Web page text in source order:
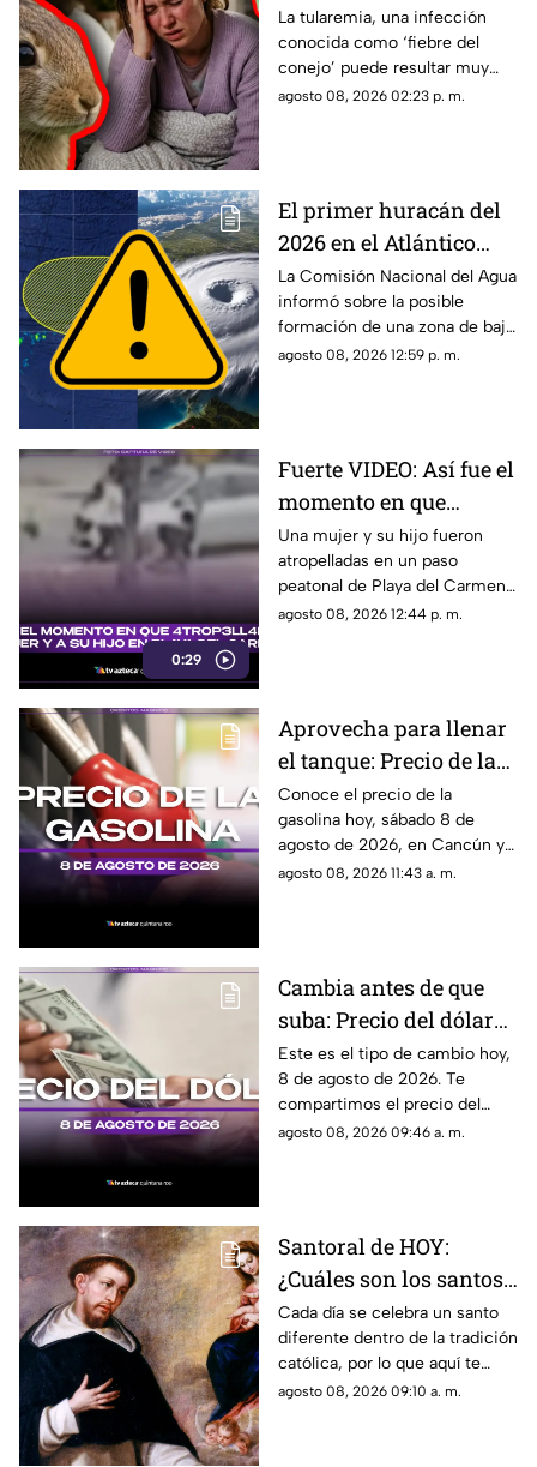
la ‘fiebre del conejo’ y lo
que debes saber sobre
el contagio de
tularemia
La tularemia, una infección
conocida como ‘fiebre del
conejo’ puede resultar muy
grave y aquí te compartimos
agosto 08, 2026 02:23 p. m.
El primer huracán del
2026 en el Atlántico
podría formarse en 7
días: ¿Cuál es la
probabilidad de
desarrollo ciclónico?
La Comisión Nacional del Agua
informó sobre la posible
formación de una zona de baja
presión en el Atlántico, misma
agosto 08, 2026 12:59 p. m.
0:29
Fuerte VIDEO: Así fue el
momento en que
4tr0p3ll4n a una mujer
y a su hijo en un paso
peatonal de Playa del
Carmen
Una mujer y su hijo fueron
atropelladas en un paso
peatonal de Playa del Carmen.
Cámara de seguridad captó el
agosto 08, 2026 12:44 p. m.
Aprovecha para llenar
el tanque: Precio de la
gasolina HOY, sábado 8
de agosto de 2026, en
Quintana Roo
Conoce el precio de la
gasolina hoy, sábado 8 de
agosto de 2026, en Cancún y
el resto de Quintana Roo. Este
agosto 08, 2026 11:43 a. m.
Cambia antes de que
suba: Precio del dólar
estadounidense HOY,
sábado 8 de agosto de
2026, en Cancún
Este es el tipo de cambio hoy,
8 de agosto de 2026. Te
compartimos el precio del
dólar hoy en Cancún, así como
agosto 08, 2026 09:46 a. m.
Santoral de HOY:
¿Cuáles son los santos
que se celebran este
sábado 8 de agosto de
2026?
Cada día se celebra un santo
diferente dentro de la tradición
católica, por lo que aquí te
compartimos el santoral
agosto 08, 2026 09:10 a. m.